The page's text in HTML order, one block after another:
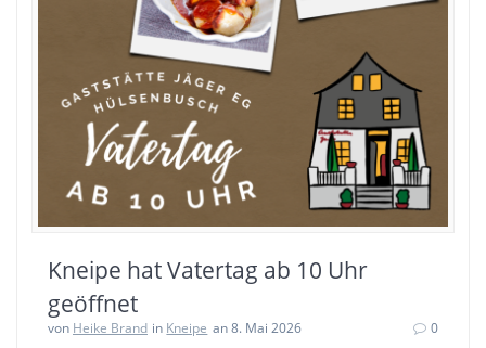
Kneipe hat Vatertag ab 10 Uhr
geöffnet
von Heike Brand in Kneipe an 8. Mai 2026 0